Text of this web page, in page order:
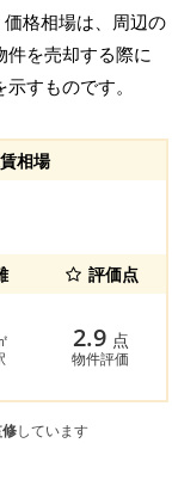
格相場は、周辺の
件を売却する際に
すものです。
相場
評価点
2.9 点
物件評価
しています